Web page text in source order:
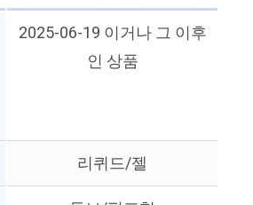
2025-06-19 이거나 그 이후
인 상품
리퀴드/젤